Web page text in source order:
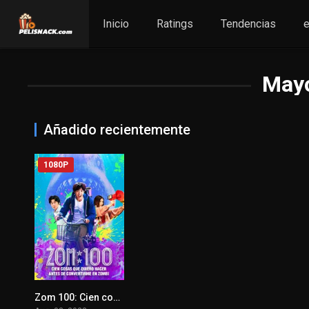
Inicio Ratings Tendencias
Añadido recientemente
0
1080P
Zom 100: Cien cosas que quiero hacer antes de convertirme en zombi